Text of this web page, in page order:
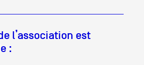
l’association est
: